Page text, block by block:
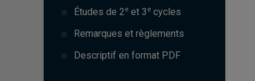
Études de 2 e et 3 e cycles
Remarques et règlements
Descriptif en format PDF